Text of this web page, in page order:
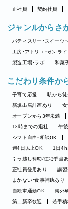
正社員 契約社員
ジャンルからさ
パティスリー・スイーツ
工房・アトリエ・オンラ
製造工場・ラボ
和菓
こだわり条件か
子育て応援 駅から
新規出店計画あり
女
オープンから3年未満
18時までの退社
午
シフト自由・相談OK
週4日以上OK
1日4h
引っ越し補助/住宅手当
正社員登用あり
講習
まかない・食事補助あり
自転車通勤OK
海外
第二新卒歓迎
若手積